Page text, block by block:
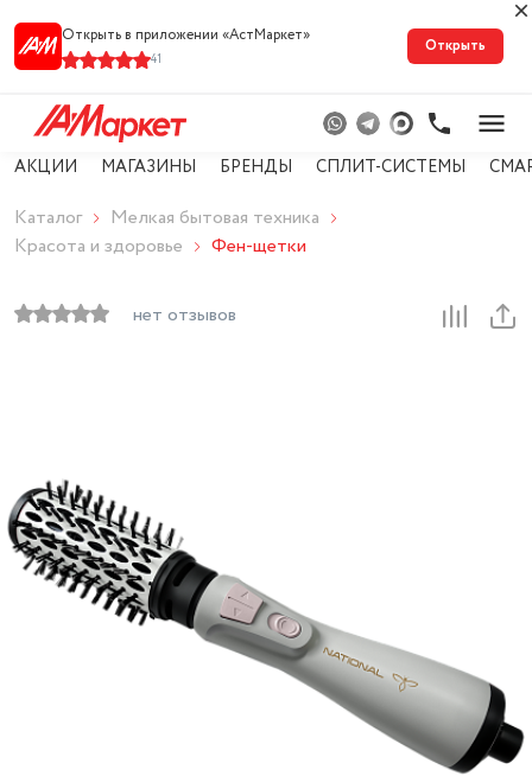
Открыть в приложении «АстМарке‪т‬»
41
Открыть
АКЦИИ МАГАЗИНЫ БРЕНДЫ СПЛИТ-СИСТЕМЫ
Каталог
Мелкая бытовая техника
Красота и здоровье
Фен-щетки
нет отзывов